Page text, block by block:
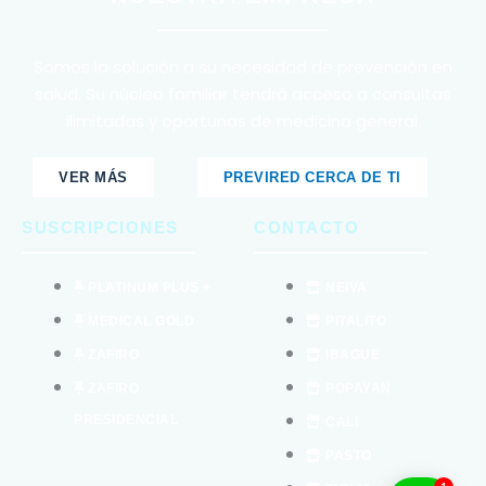
VER MÁS PREVIRED CERCA DE TI
SUSCRIPCIONES CONTACTO